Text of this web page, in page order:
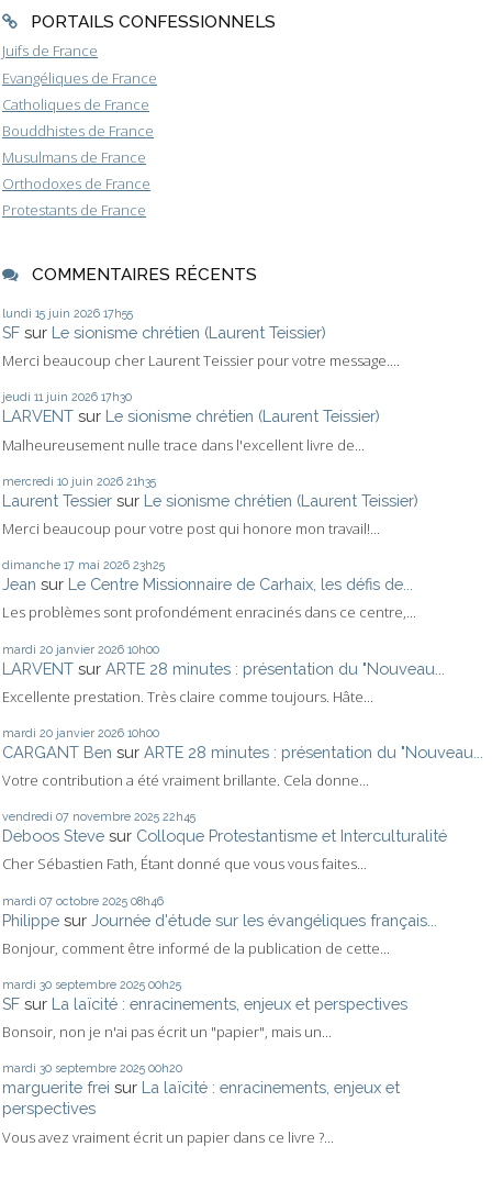
PORTAILS CONFESSIONNELS
Juifs de France
Evangéliques de France
Catholiques de France
Bouddhistes de France
Musulmans de France
Orthodoxes de France
Protestants de France
COMMENTAIRES RÉCENTS
lundi 15 juin 2026 17h55
SF sur Le sionisme chrétien (Laurent Teissier)
Merci beaucoup cher Laurent Teissier pour votre message....
jeudi 11 juin 2026 17h30
LARVENT sur Le sionisme chrétien (Laurent Teissier)
Malheureusement nulle trace dans l'excellent livre de...
mercredi 10 juin 2026 21h35
Laurent Tessier sur Le sionisme chrétien (Laurent Teissier)
Merci beaucoup pour votre post qui honore mon travail!...
dimanche 17 mai 2026 23h25
Jean sur Le Centre Missionnaire de Carhaix, les défis de...
Les problèmes sont profondément enracinés dans ce centre,...
mardi 20 janvier 2026 10h00
LARVENT sur ARTE 28 minutes : présentation du "Nouveau...
Excellente prestation. Très claire comme toujours. Hâte...
mardi 20 janvier 2026 10h00
CARGANT Ben sur ARTE 28 minutes : présentation du "Nouveau...
Votre contribution a été vraiment brillante. Cela donne...
vendredi 07 novembre 2025 22h45
Deboos Steve sur Colloque Protestantisme et Interculturalité
Cher Sébastien Fath, Étant donné que vous vous faites...
mardi 07 octobre 2025 08h46
Philippe sur Journée d'étude sur les évangéliques français...
Bonjour, comment être informé de la publication de cette...
mardi 30 septembre 2025 00h25
SF sur La laïcité : enracinements, enjeux et perspectives
Bonsoir, non je n'ai pas écrit un "papier", mais un...
mardi 30 septembre 2025 00h20
marguerite frei sur La laïcité : enracinements, enjeux et
perspectives
Vous avez vraiment écrit un papier dans ce livre ?...